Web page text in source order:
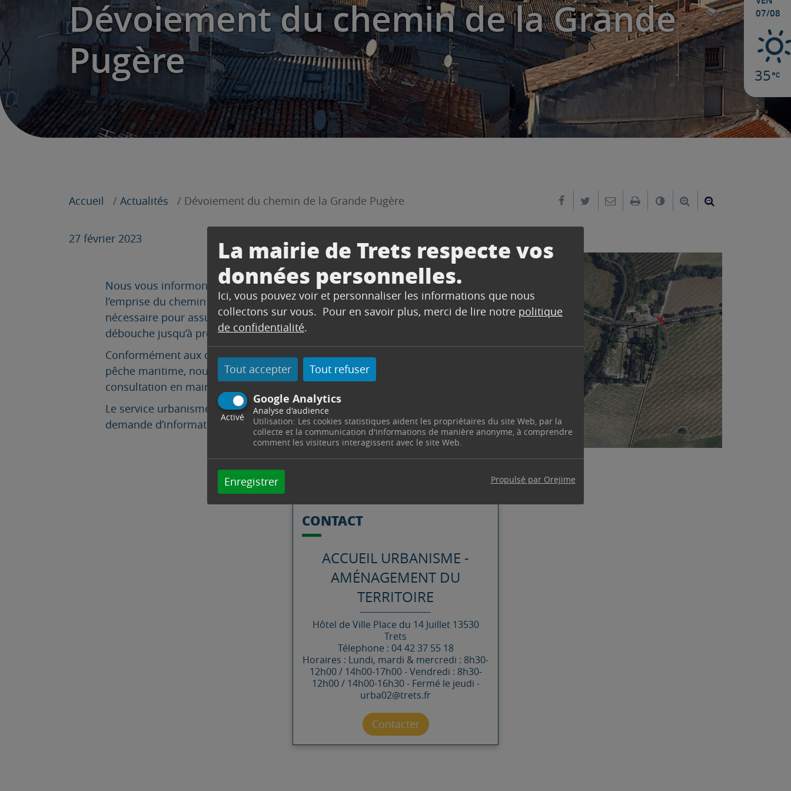
La mairie de Trets respecte vos
données personnelles.
Ici, vous pouvez voir et personnaliser les informations que nous
collectons sur vous. Pour en savoir plus, merci de lire notre politique
de confidentialité.
Tout accepter Tout refuser
Google Analytics
Activé
Analyse d'audience
Utilisation: Les cookies statistiques aident les propriétaires du site Web, par la
collecte et la communication d'informations de manière anonyme, à comprendre
comment les visiteurs interagissent avec le site Web.
Enregistrer Propulsé par Orejime
07/08
35
Dévoiement du chemin de la Grande
Pugère
Accueil Actualités Dévoiement du chemin de la Grande Pugère Partager sur Facebook
Partager sur Twitter
Envoyer par e-mail
ImprimerChanger le contraste
Agrandir le texte
27 février 2023
Nous vous informons que la Commune projette prochainement de dévoyer
l’emprise du chemin rural de la Grande Pugère. Ce dévoiement a été rendu
nécessaire pour assurer la sécurité des usagers du chemin rural qui
débouche jusqu’à présent sur un virage dangereux et très fréquenté de la D7.
Conformément aux dispositions de l’article L. 161-10-2 du Code rural et de la
pêche maritime, nous informons qu’un dossier est à votre disposition pour
consultation en mairie
Le service urbanisme de la Ville se tient à votre disposition pour toute
demande d’information 04.42.37.55.18.
CONTACT
ACCUEIL URBANISME -
AMÉNAGEMENT DU
TERRITOIRE
Hôtel de Ville Place du 14 Juillet 13530
Trets
Télephone : 04 42 37 55 18
Horaires : Lundi, mardi & mercredi : 8h30-
12h00 / 14h00-17h00 - Vendredi : 8h30-
12h00 / 14h00-16h30 - Fermé le jeudi -
urba02@trets.fr
Contacter par mail
Contacter